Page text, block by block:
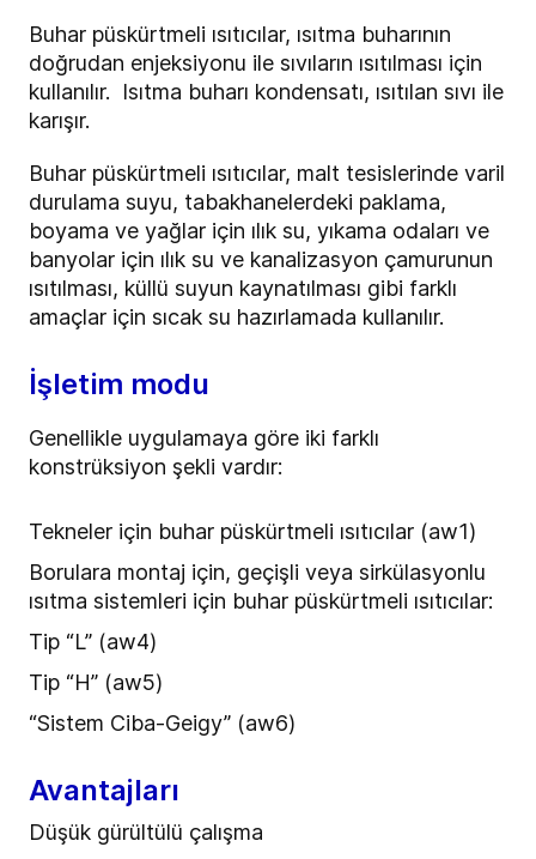
Buhar püskürtmeli ısıtıcılar, ısıtma buharının
doğrudan enjeksiyonu ile sıvıların ısıtılması için
kullanılır. Isıtma buharı kondensatı, ısıtılan sıvı ile
karışır.
Buhar püskürtmeli ısıtıcılar, malt tesislerinde varil
durulama suyu, tabakhanelerdeki paklama,
boyama ve yağlar için ılık su, yıkama odaları ve
banyolar için ılık su ve kanalizasyon çamurunun
ısıtılması, küllü suyun kaynatılması gibi farklı
amaçlar için sıcak su hazırlamada kullanılır.
İşletim modu
Genellikle uygulamaya göre iki farklı
konstrüksiyon şekli vardır:
Tekneler için buhar püskürtmeli ısıtıcılar (aw1)
Borulara montaj için, geçişli veya sirkülasyonlu
ısıtma sistemleri için buhar püskürtmeli ısıtıcılar:
Tip “L” (aw4)
Tip “H” (aw5)
“Sistem Ciba-Geigy” (aw6)
Avantajları
Düşük gürültülü çalışma